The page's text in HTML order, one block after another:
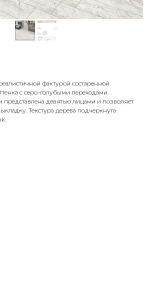
фактурой состаренной
с серо-голубыми переходами.
представлена девятью лицами и позволяет
Текстура дерева подчеркнута